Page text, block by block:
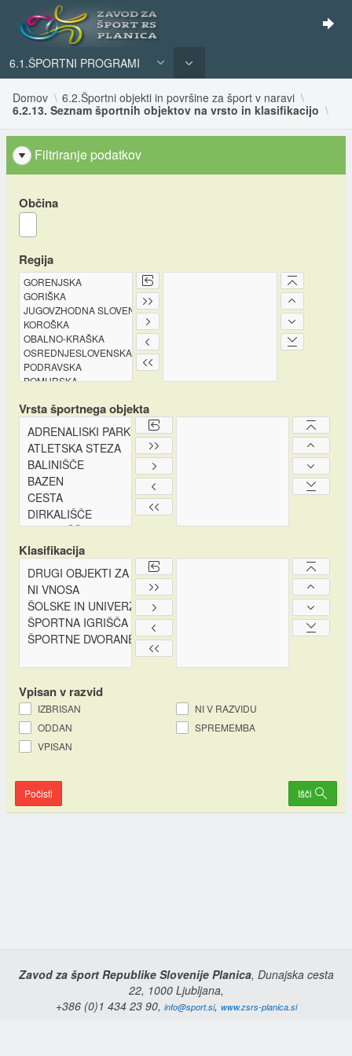
6.1.ŠPORTNI PROGRAMI
Domov
6.2.Športni objekti in površine za šport v naravi
6.2.13. Seznam športnih objektov na vrsto in klasifikacijo
Filtriranje podatkov
Občina
Regija
Vrsta športnega objekta
Klasifikacija
Vpisan v razvid
IZBRISAN
NI V RAZVIDU
ODDAN
SPREMEMBA
VPISAN
Počisti Išči
Zavod za šport Republike Slovenije Planica, Dunajska cesta
22, 1000 Ljubljana,
+386 (0)1 434 23 90, info@sport.si, www.zsrs-planica.si